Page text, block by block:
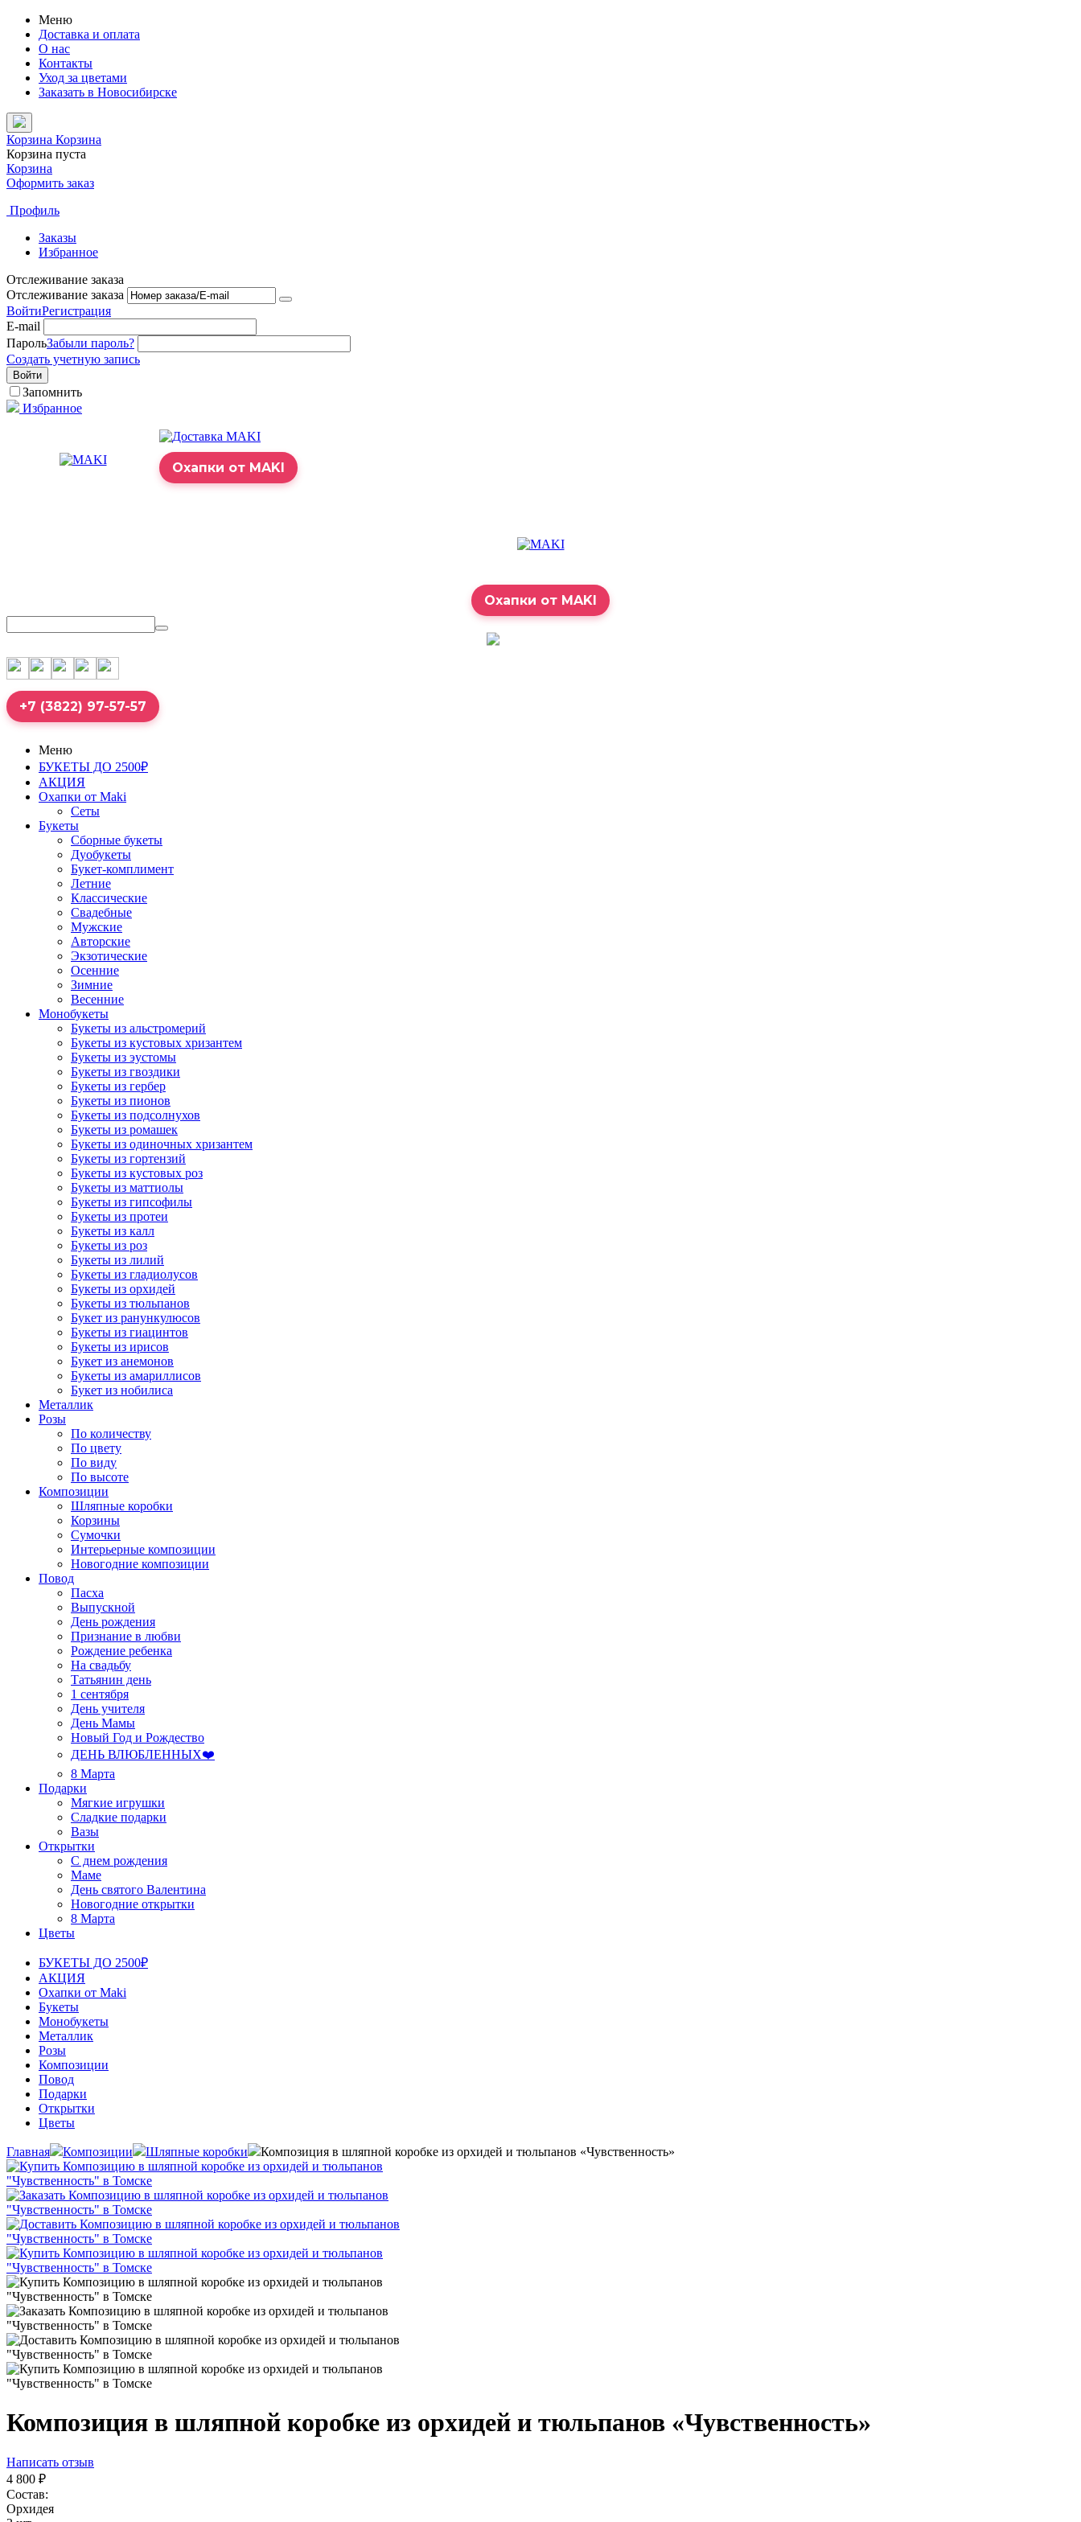
Меню
Доставка и оплата
О нас
Контакты
Уход за цветами
Заказать в Новосибирске
Корзина Корзина
Корзина пуста
Корзина
Оформить заказ
Профиль
Заказы
Избранное
Отслеживание заказа
Отслеживание заказа
ВойтиРегистрация
E-mail
ПарольЗабыли пароль?
Создать учетную запись
Войти
Запомнить
Избранное
Охапки от MAKI
Охапки от MAKI
+7 (3822) 97-57-57
Меню
БУКЕТЫ ДО 2500₽
АКЦИЯ
Охапки от Maki
Сеты
Букеты
Сборные букеты
Дуобукеты
Букет-комплимент
Летние
Классические
Свадебные
Мужские
Авторские
Экзотические
Осенние
Зимние
Весенние
Монобукеты
Букеты из альстромерий
Букеты из кустовых хризантем
Букеты из эустомы
Букеты из гвоздики
Букеты из гербер
Букеты из пионов
Букеты из подсолнухов
Букеты из ромашек
Букеты из одиночных хризантем
Букеты из гортензий
Букеты из кустовых роз
Букеты из маттиолы
Букеты из гипсофилы
Букеты из протеи
Букеты из калл
Букеты из роз
Букеты из лилий
Букеты из гладиолусов
Букеты из орхидей
Букеты из тюльпанов
Букет из ранункулюсов
Букеты из гиацинтов
Букеты из ирисов
Букет из анемонов
Букеты из амариллисов
Букет из нобилиса
Металлик
Розы
По количеству
По цвету
По виду
По высоте
Композиции
Шляпные коробки
Корзины
Сумочки
Интерьерные композиции
Новогодние композиции
Повод
Пасха
Выпускной
День рождения
Признание в любви
Рождение ребенка
На свадьбу
Татьянин день
1 сентября
День учителя
День Мамы
Новый Год и Рождество
ДЕНЬ ВЛЮБЛЕННЫХ❤️
8 Марта
Подарки
Мягкие игрушки
Сладкие подарки
Вазы
Открытки
С днем рождения
Маме
День святого Валентина
Новогодние открытки
8 Марта
Цветы
БУКЕТЫ ДО 2500₽
АКЦИЯ
Охапки от Maki
Букеты
Монобукеты
Металлик
Розы
Композиции
Повод
Подарки
Открытки
Цветы
Главная Композиции Шляпные коробки Композиция в шляпной коробке из орхидей и тюльпанов «Чувственность»
Композиция в шляпной коробке из орхидей и тюльпанов «Чувственность»
Написать отзыв
4 800 ₽
Состав:
Орхидея